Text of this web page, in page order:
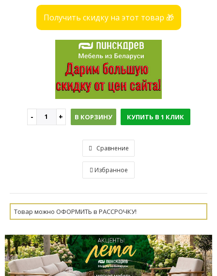
Получить скидку на этот товар 🎁
В КОРЗИНУ КУПИТЬ В 1 КЛИК
Сравнение
Избранное
Товар можно ОФОРМИТЬ в РАССРОЧКУ!